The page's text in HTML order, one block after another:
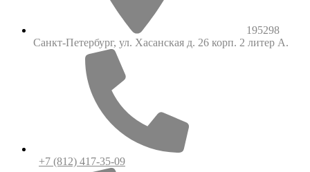
195298
Санкт-Петербург, ул. Хасанская д. 26 корп. 2 литер А.
+7 (812) 417-35-09